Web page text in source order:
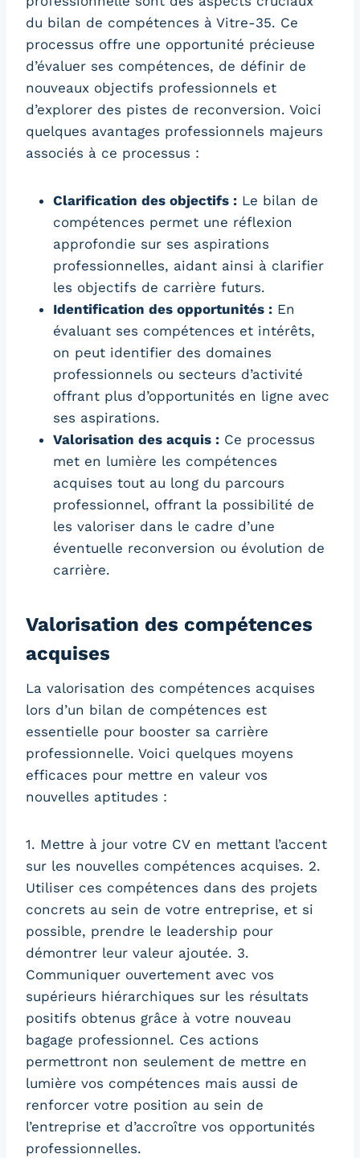
du bilan de compétences à Vitre-35. Ce
processus offre une opportunité précieuse
d’évaluer ses compétences, de définir de
nouveaux objectifs professionnels et
d’explorer des pistes de reconversion. Voici
quelques avantages professionnels majeurs
associés à ce processus :
Clarification des objectifs : Le bilan de
compétences permet une réflexion
approfondie sur ses aspirations
professionnelles, aidant ainsi à clarifier
les objectifs de carrière futurs.
Identification des opportunités : En
évaluant ses compétences et intérêts,
on peut identifier des domaines
professionnels ou secteurs d’activité
offrant plus d’opportunités en ligne avec
ses aspirations.
Valorisation des acquis : Ce processus
met en lumière les compétences
acquises tout au long du parcours
professionnel, offrant la possibilité de
les valoriser dans le cadre d’une
éventuelle reconversion ou évolution de
carrière.
Valorisation des compétences
acquises
La valorisation des compétences acquises
lors d’un bilan de compétences est
essentielle pour booster sa carrière
professionnelle. Voici quelques moyens
efficaces pour mettre en valeur vos
nouvelles aptitudes :
1. Mettre à jour votre CV en mettant l’accent
sur les nouvelles compétences acquises. 2.
Utiliser ces compétences dans des projets
concrets au sein de votre entreprise, et si
possible, prendre le leadership pour
démontrer leur valeur ajoutée. 3.
Communiquer ouvertement avec vos
supérieurs hiérarchiques sur les résultats
positifs obtenus grâce à votre nouveau
bagage professionnel. Ces actions
permettront non seulement de mettre en
lumière vos compétences mais aussi de
renforcer votre position au sein de
l’entreprise et d’accroître vos opportunités
professionnelles.